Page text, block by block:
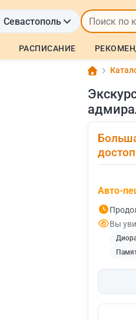
Севастополь
РАСПИСАНИЕ
Авто-
Вы